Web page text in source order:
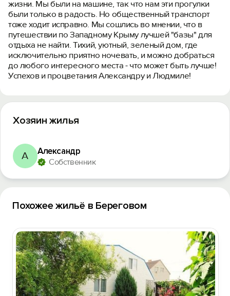
жизни. Мы были на машине, так что нам эти прогулки
были только в радость. Но общественный транспорт
тоже ходит исправно. Мы сошлись во мнении, что в
путешествии по Западному Крыму лучшей "базы" для
отдыха не найти. Тихий, уютный, зеленый дом, где
исключительно приятно ночевать, и можно добраться
до любого интересного места - что может быть лучше!
Успехов и процветания Александру и Людмиле!
Хозяин жилья
А Александр
Собственник
Похожее жильё в Береговом